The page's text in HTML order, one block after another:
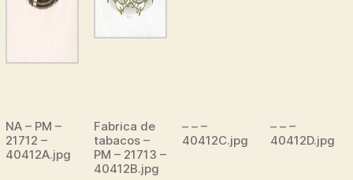
NA – PM –
21712 –
40412A.jpg
Fabrica de
tabacos –
PM – 21713 –
40412B.jpg
– – –
40412C.jpg
– – –
40412D.jpg